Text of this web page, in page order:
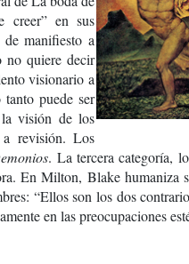
creer” en sus
manifiesto a
no quiere decir
visionario a
puede ser
visión de los
a revisión. Los
. La tercera categoría,
En Milton, Blake humaniza
“Ellos son los dos
en las preocupaciones